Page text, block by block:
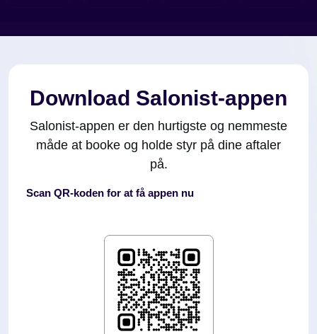
Download Salonist-appen
Salonist-appen er den hurtigste og nemmeste
måde at booke og holde styr på dine aftaler
på.
Scan QR-koden for at få appen nu